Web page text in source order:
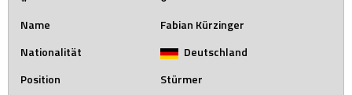
Name
Fabian Kürzinger
Nationalität
Deutschland
Position
Stürmer